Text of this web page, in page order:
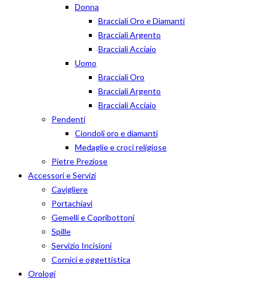
Donna
Bracciali Oro e Diamanti
Bracciali Argento
Bracciali Acciaio
Uomo
Bracciali Oro
Bracciali Argento
Bracciali Acciaio
Pendenti
Ciondoli oro e diamanti
Medaglie e croci religiose
Pietre Preziose
Accessori e Servizi
Cavigliere
Portachiavi
Gemelli e Copribottoni
Spille
Servizio Incisioni
Cornici e oggettistica
Orologi